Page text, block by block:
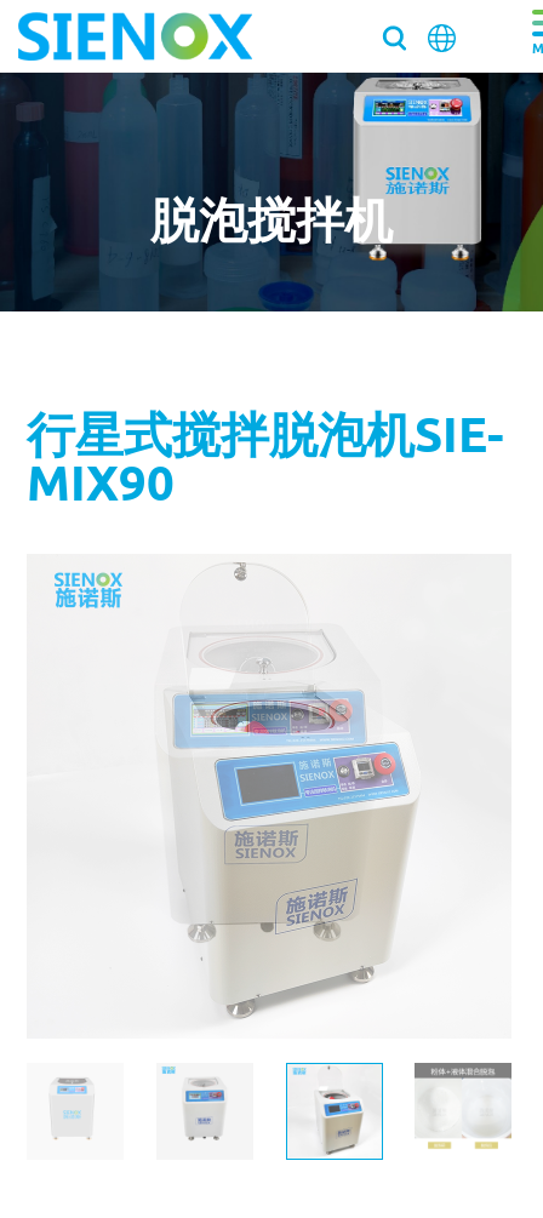
关于我们
加入施诺斯
我们新鲜事
国际品牌三轴点胶机选择施诺斯配套
离心脱泡机的工作原理及作用
产品中心
产品中心
离心脱泡机
实验室/科研机构小型静音离心除泡设备 SIE-C012
真空脱泡搅拌机SIE‑MIX1000plus
行星式脱泡机SIE‑MIX60 公转自转真空脱泡搅拌机
大容量真空脱泡搅拌机SIE‑MIX2000
实验均质机
高速乳化均质机 实验室高速搅拌分散机
多工位球磨混料机 实验室球磨机
MORE+
加压/真空脱泡机
高压脱泡机 SIE-RX10-1200 触摸屏消泡机
双行星搅拌机 + 挤料机 SIE‑ME20L 锂电池浆料搅拌机
行星搅拌机 SIE-ME050 锂电池浆料搅拌脱泡机
电池浆料匀浆机 SIE‑GX500 高速搅拌分散机
全自动点胶机 精密点胶机设备
多工位球磨机 实验室精细研磨机
施诺斯小型定量分装机 多功能分装机 SIE-401
粉末材料
胶水材料
消费电子
银浆材料
高粘度胶水脱泡解决方案
MORE+
高粘度胶水搅拌脱泡的绝佳解决方案
工业大学涂膜材料脱泡解决方案
半导体/封装行业
液体材料
寄样测试
寄送样品进行工艺实验
专业实验室租借服务
流体实验室时租服务
产品问答FAQ
售后服务怎么样？
为什么要选择施诺斯？
新闻资讯
新闻资讯
揭秘真空脱泡机如何进行胶水脱泡
施诺斯陪我做了3年的实验
两种比重相差较大的浆料搅拌
脱泡机新闻
离心脱泡机：实验室与工厂的高效利器
行星式脱泡机的广泛应用领域
如何将胶水中的气泡除掉
联系我们
保持联系
我们在哪
广州市黄埔区骏功路22号B栋4楼
脱泡搅拌机
行星式搅拌脱泡机SIE-
MIX90